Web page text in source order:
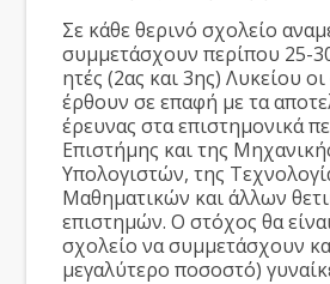
Σε κάθε θερινό σχολείο
συμμετάσχουν περίπου 25-
ητές (2ας και 3ης) Λυκείου
έρθουν σε επαφή με τα
έρευνας στα επιστημονικά
Επιστήμης και της
Υπολογιστών, της
Μαθηματικών και άλλων
επιστημών. Ο στόχος θα
σχολείο να συμμετάσχουν
μεγαλύτερο ποσοστό)